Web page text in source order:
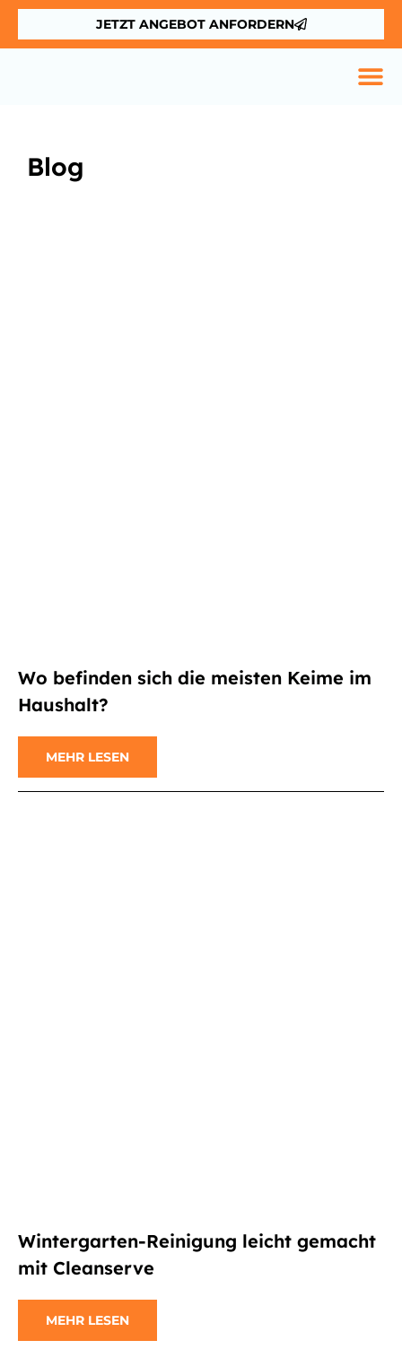
JETZT ANGEBOT ANFORDERN
Blog
Wo befinden sich die meisten Keime im
Haushalt?
MEHR LESEN
Wintergarten-Reinigung leicht gemacht
mit Cleanserve
MEHR LESEN